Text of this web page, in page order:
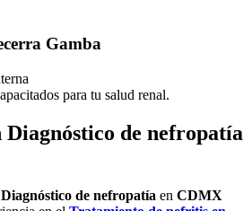
Gamba
para tu salud renal.
Diagnóstico de nefropatía
Diagnóstico de nefropatía en CDMX